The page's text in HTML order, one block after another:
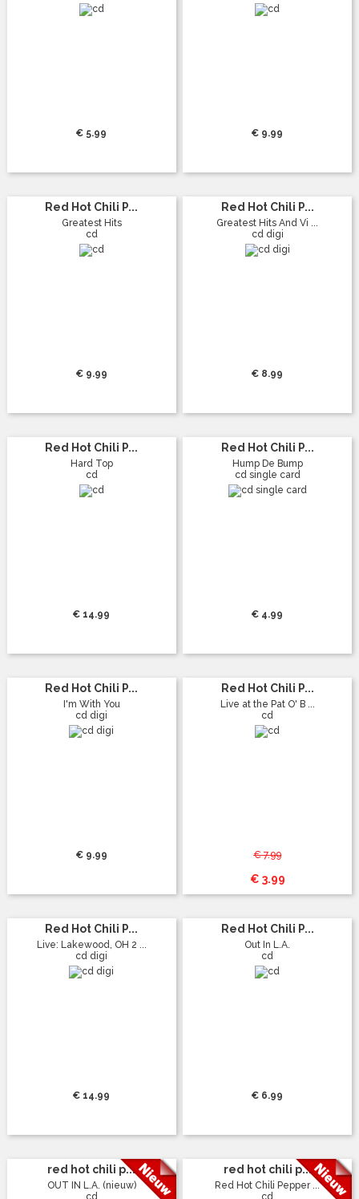
€ 5.99 € 9.99
Red Hot Chili P...
Greatest Hits
cd
€ 9.99
Red Hot Chili P...
Greatest Hits And Vi ...
cd digi
€ 8.99
Red Hot Chili P...
Hard Top
cd
€ 14.99
Red Hot Chili P...
Hump De Bump
cd single card
€ 4.99
Red Hot Chili P...
I'm With You
cd digi
€ 9.99
Red Hot Chili P...
Live at the Pat O' B ...
cd
€ 7.99
€ 3.99
Red Hot Chili P...
Live: Lakewood, OH 2 ...
cd digi
€ 14.99
Red Hot Chili P...
Out In L.A.
cd
€ 6.99
red hot chili p...
OUT IN L.A. (nieuw)
cd
red hot chili p...
Red Hot Chili Pepper ...
cd